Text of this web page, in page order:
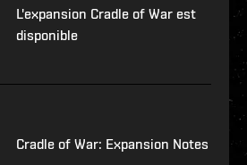
L'expansion Cradle of War est
disponible
Cradle of War: Expansion Notes